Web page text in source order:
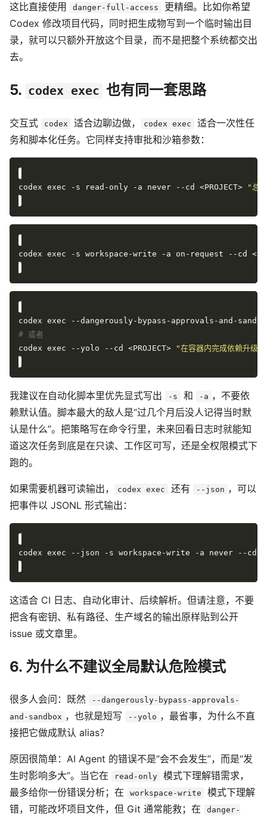
这比直接使用 danger-full-access
更精细。比如你希望
Codex 修改项目代码，同时把生成物写到一个临时输出目
录，就可以只额外开放这个目录，而不是把整个系统都交出
去。
5. codex exec 也有同一套思路
交互式 codex 适合边聊边做， codex exec
适合一次性任
务和脚本化任务。它同样支持审批和沙箱参数：
codex exec -s read-only -a never --cd <PROJECT> "总
codex exec -s workspace-write -a on-request --cd
codex exec --dangerously-bypass-approvals-and-
# 或者
codex exec --yolo --cd <PROJECT>
"在容器内完成依赖升级
我建议在自动化脚本里优先显式写出 -s 和 -a ，不要依
赖默认值。脚本最大的敌人是“过几个月后没人记得当时默
认是什么”。把策略写在命令行里，未来回看日志时就能知
道这次任务到底是在只读、工作区可写，还是全权限模式下
跑的。
如果需要机器可读输出， codex exec 还有 --json ，可以
把事件以 JSONL 形式输出：
codex exec --json -s workspace-write -a never --cd
这适合 CI 日志、自动化审计、后续解析。但请注意，不要
把含有密钥、私有路径、生产域名的输出原样贴到公开
issue 或文章里。
6. 为什么不建议全局默认危险模式
很多人会问：既然
--dangerously-bypass-approvals-
and-sandbox ，也就是短写 --yolo ，最省事，为什么不直
接把它做成默认 alias？
原因很简单：AI Agent 的错误不是“会不会发生”，而是“发
生时影响多大”。当它在
read-only
模式下理解错需求，
最多给你一份错误分析；在
workspace-write
模式下理解
错，可能改坏项目文件，但 Git 通常能救；在
danger-